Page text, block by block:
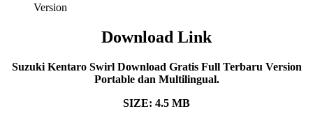
Download Link
Suzuki Kentaro Swirl Download Gratis Full Terbaru Version
Portable dan Multilingual.
SIZE: 4.5 MB